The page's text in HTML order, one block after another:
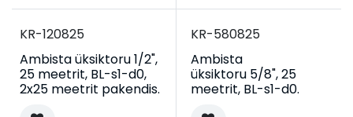
Kampaania
KR-120825
Ambista üksiktoru 1/2",
25 meetrit, BL-s1-d0,
2x25 meetrit pakendis.
Kampaania
KR-580825
Ambista
üksiktoru 5/8", 25
meetrit, BL-s1-d0.